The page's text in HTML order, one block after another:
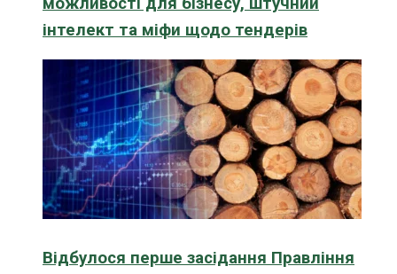
інтелект та міфи щодо тендерів
Відбулося перше засідання Правління